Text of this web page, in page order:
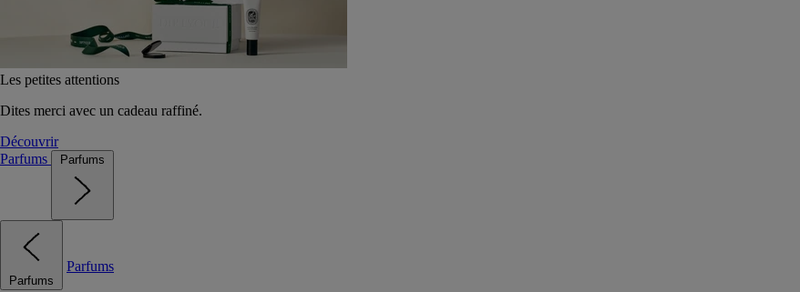
Les petites attentions
Dites merci avec un cadeau raffiné.
Découvrir
Parfums
Parfums
Parfums
Parfums